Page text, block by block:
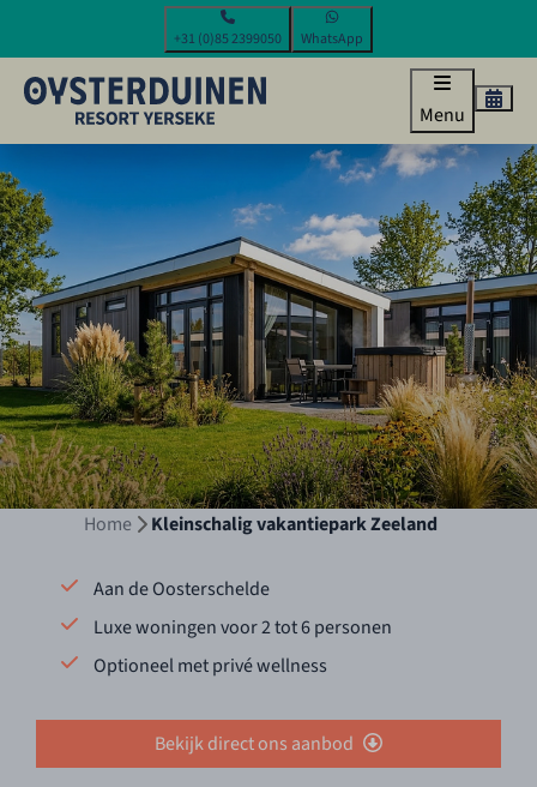
+31 (0)85 2399050 WhatsApp
Menu
Home Kleinschalig vakantiepark Zeeland
Aan de Oosterschelde
Luxe woningen voor 2 tot 6 personen
Optioneel met privé wellness
Bekijk direct ons aanbod